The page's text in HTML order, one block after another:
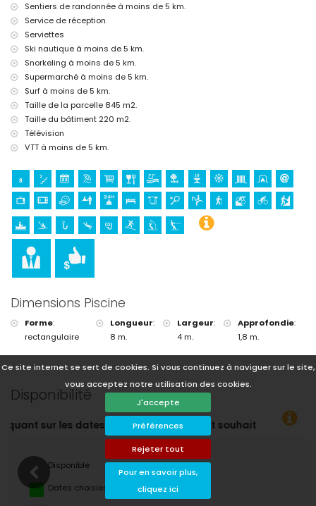
Ce site internet se sert de cookies. Si vous continuez à naviguer sur le site,
vous acceptez notre utilisation des cookies.
J'accepte
Préférences
Rejeter tout
Pour en savoir plus,
cliquez ici
Sports
tennis, équitation, randonnée, VTT, cyclisme, escalade, canoë, kayak,
pêche, plongée, snorkeling, surf, planche à voile et ski nautique (à
moins de 5 kilomètres de la villa)
golf (Club de Golf de Jávea) (à moins de 10 kilomètres de la villa)
Sentiers de randonnée à moins de 5 km.
Service de réception
Serviettes
Ski nautique à moins de 5 km.
Snorkeling à moins de 5 km.
Supermarché à moins de 5 km.
Surf à moins de 5 km.
Taille de la parcelle 845 m2.
Taille du bâtiment 220 m2.
Télévision
VTT à moins de 5 km.
Dimensions Piscine
Forme:
rectangulaire
Longueur:
8 m.
Largeur:
4 m.
Approfondie:
1,8 m.
Disponibilité
départ souhaitées !
Disponible
Dates choisies